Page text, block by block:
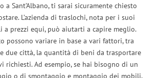
a Sant’Albano, ti sarai sicuramente chiesto
L’azienda di traslochi, nota per i suoi
a prezzi equi, può aiutarti a capire meglio.
possono variare in base a vari fattori, tra
due città, la quantità di beni da trasportare
richiesti. Ad esempio, se hai bisogno di un
o di smontaggio e montaggio dei mobili,